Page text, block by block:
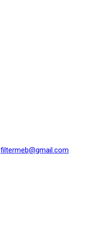
filtermeb@gmail.com